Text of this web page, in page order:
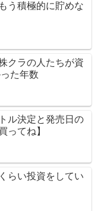
う積極的に貯めな
クラの人たちが資
た年数
ル決定と発売日の
ってね】
らい投資をしてい